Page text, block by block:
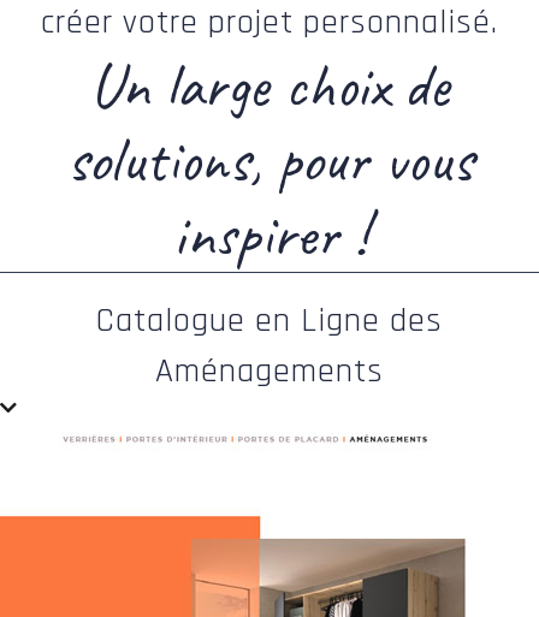
créer votre projet personnalisé.
Un large choix de
solutions, pour vous
inspirer !
Catalogue en Ligne des
Aménagements